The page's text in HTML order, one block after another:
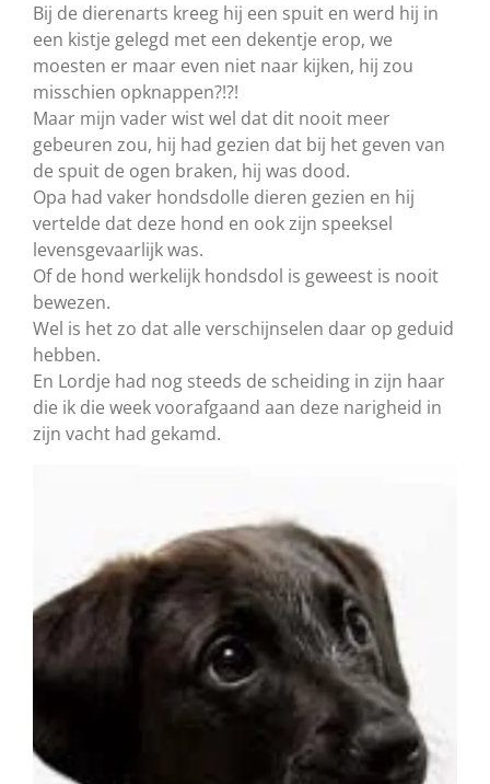
Bij de dierenarts kreeg hij een spuit en werd hij in
een kistje gelegd met een dekentje erop, we
moesten er maar even niet naar kijken, hij zou
misschien opknappen?!?!
Maar mijn vader wist wel dat dit nooit meer
gebeuren zou, hij had gezien dat bij het geven van
de spuit de ogen braken, hij was dood.
Opa had vaker hondsdolle dieren gezien en hij
vertelde dat deze hond en ook zijn speeksel
levensgevaarlijk was.
Of de hond werkelijk hondsdol is geweest is nooit
bewezen.
Wel is het zo dat alle verschijnselen daar op geduid
hebben.
En Lordje had nog steeds de scheiding in zijn haar
die ik die week voorafgaand aan deze narigheid in
zijn vacht had gekamd.